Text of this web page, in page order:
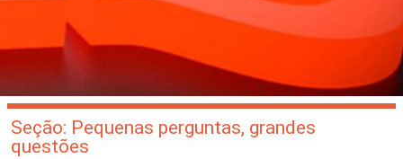
Seção: Pequenas perguntas, grandes
questões